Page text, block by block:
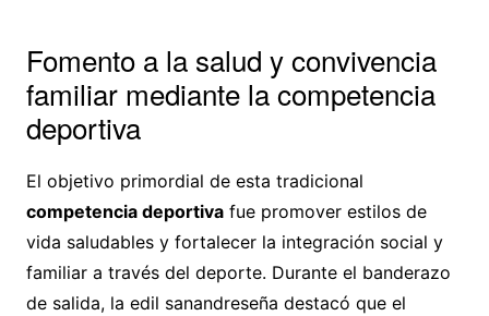
Fomento a la salud y convivencia
familiar mediante la competencia
deportiva
El objetivo primordial de esta tradicional
competencia deportivafue promover estilos de
vida saludables y fortalecer la integración social y
familiar a través del deporte. Durante el banderazo
de salida, la edil sanandreseña destacó que el